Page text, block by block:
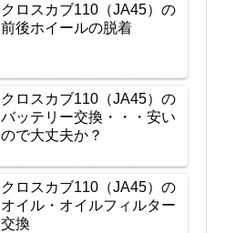
クロスカブ110（JA45）の
前後ホイールの脱着
クロスカブ110（JA45）の
バッテリー交換・・・安い
ので大丈夫か？
クロスカブ110（JA45）の
オイル・オイルフィルター
交換